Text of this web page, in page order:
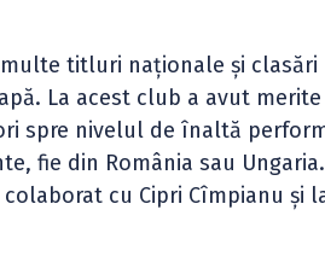
titluri naționale și clasări
La acest club a avut
spre nivelul de înaltă
fie din România sau
cu Cipri Cîmpianu și